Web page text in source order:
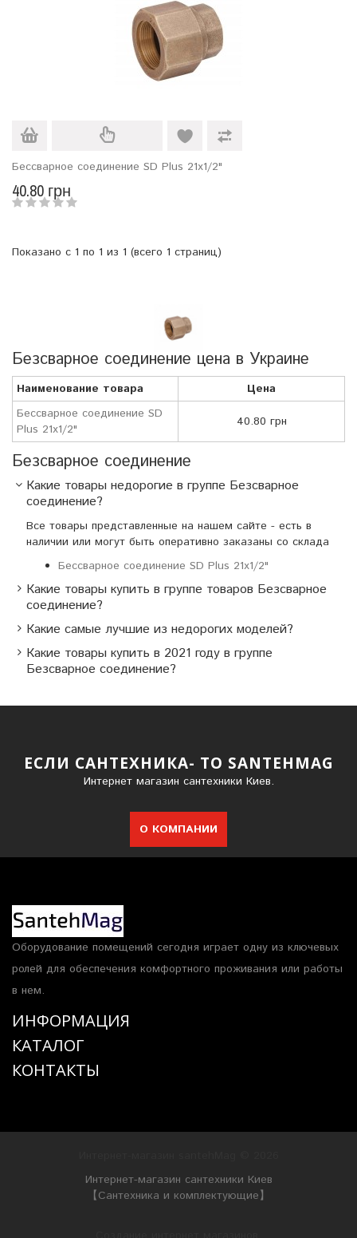
Бессварное соединение SD Plus 21х1/2"
40.80 грн
Показано с 1 по 1 из 1 (всего 1 страниц)
Безсварное соединение цена в Украине
Наименование товара
Цена
Бессварное соединение SD
Plus 21х1/2"
40.80 грн
Безсварное соединение
Какие товары недорогие в группе Безсварное
соединение?
Все товары представленные на нашем сайте - есть в
наличии или могут быть оперативно заказаны со склада
Бессварное соединение SD Plus 21х1/2"
Какие товары купить в группе товаров Безсварное
соединение?
Какие самые лучшие из недорогих моделей?
Какие товары купить в 2021 году в группе
Безсварное соединение?
ЕСЛИ САНТЕХНИКА- ТО SANTEHMAG
Интернет магазин сантехники Киев.
О КОМПАНИИ
Оборудование помещений сегодня играет одну из ключевых
ролей для обеспечения комфортного проживания или работы
в нем.
ИНФОРМАЦИЯ
КАТАЛОГ
КОНТАКТЫ
Интернет-магазин сантехники Киев
【Сантехника и комплектующие】